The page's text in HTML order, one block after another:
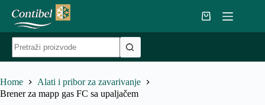
content
Shopping
cart
results
Home
Alati i pribor za zavarivanje
Brener za mapp gas FC sa upaljačem